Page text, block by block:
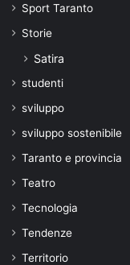
Sport Taranto
Storie
Satira
studenti
sviluppo
sviluppo sostenibile
Taranto e provincia
Teatro
Tecnologia
Tendenze
Territorio